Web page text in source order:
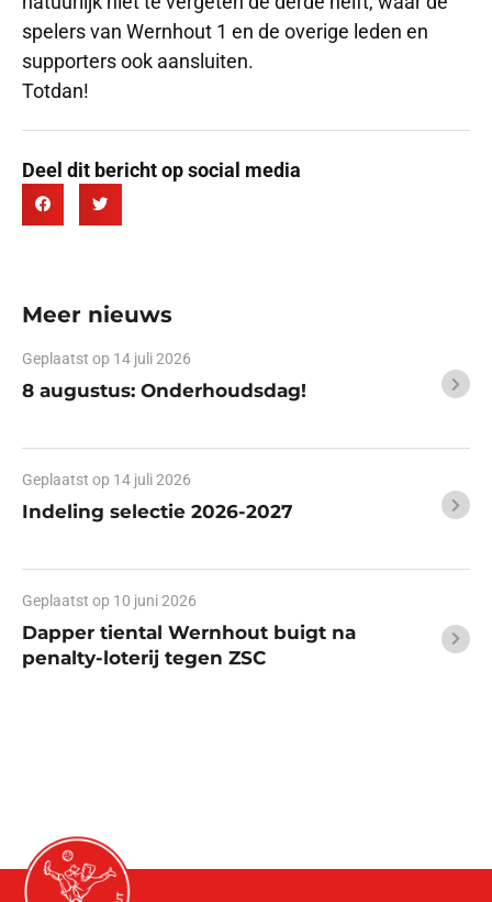
spelers van Wernhout 1 en de overige leden en
supporters ook aansluiten.
Totdan!
Deel dit bericht op social media
Meer nieuws
Geplaatst op 14 juli 2026
8 augustus: Onderhoudsdag!
Geplaatst op 14 juli 2026
Indeling selectie 2026-2027
Geplaatst op 10 juni 2026
Dapper tiental Wernhout buigt na
penalty-loterij tegen ZSC